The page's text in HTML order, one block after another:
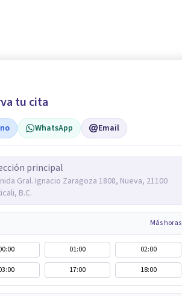
tu cita
WhatsApp Email
principal
Gral. Ignacio Zaragoza 1808, Nueva, 21100
B.C.
Más horas
01:00
02:00
17:00 18:00